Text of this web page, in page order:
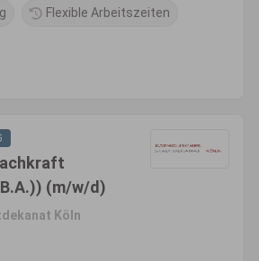
Flexible Arbeitszeiten
(m/w/d)
Köln